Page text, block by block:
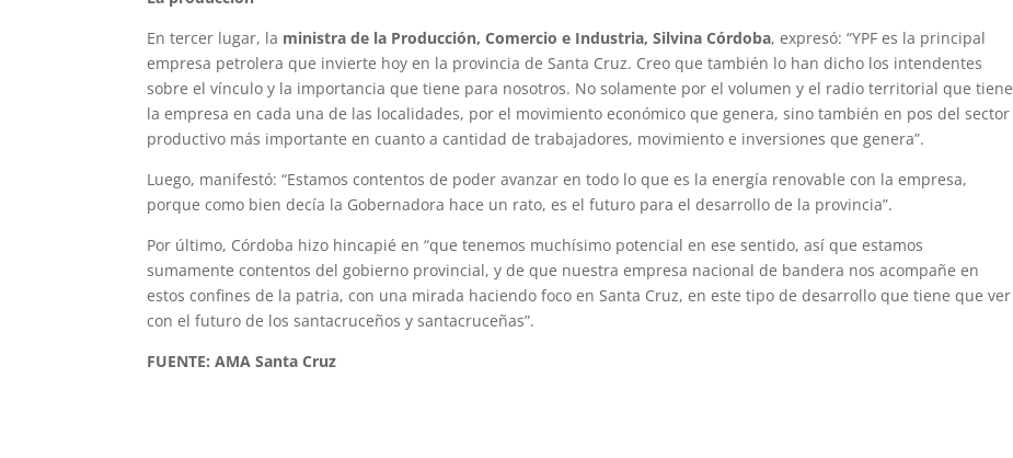
En tercer lugar, la ministra de la Producción, Comercio e Industria, Silvina Córdoba, expresó: “YPF es la principal
empresa petrolera que invierte hoy en la provincia de Santa Cruz. Creo que también lo han dicho los intendentes
sobre el vínculo y la importancia que tiene para nosotros. No solamente por el volumen y el radio territorial que tiene
la empresa en cada una de las localidades, por el movimiento económico que genera, sino también en pos del sector
productivo más importante en cuanto a cantidad de trabajadores, movimiento e inversiones que genera”.
Luego, manifestó: “Estamos contentos de poder avanzar en todo lo que es la energía renovable con la empresa,
porque como bien decía la Gobernadora hace un rato, es el futuro para el desarrollo de la provincia”.
Por último, Córdoba hizo hincapié en “que tenemos muchísimo potencial en ese sentido, así que estamos
sumamente contentos del gobierno provincial, y de que nuestra empresa nacional de bandera nos acompañe en
estos confines de la patria, con una mirada haciendo foco en Santa Cruz, en este tipo de desarrollo que tiene que ver
con el futuro de los santacruceños y santacruceñas”.
FUENTE: AMA Santa Cruz